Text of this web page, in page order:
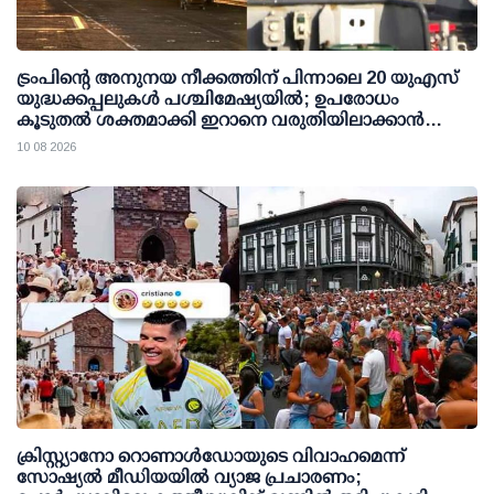
ട്രംപിന്റെ അനുനയ നീക്കത്തിന് പിന്നാലെ 20 യുഎസ്
യുദ്ധക്കപ്പലുകള്‍ പശ്ചിമേഷ്യയില്‍; ഉപരോധം
കൂടുതല്‍ ശക്തമാക്കി ഇറാനെ വരുതിയിലാക്കാന്‍
നീക്കം
10 08 2026
ക്രിസ്റ്റ്യാനോ റൊണാള്‍ഡോയുടെ വിവാഹമെന്ന്
സോഷ്യല്‍ മീഡിയയില്‍ വ്യാജ പ്രചാരണം;